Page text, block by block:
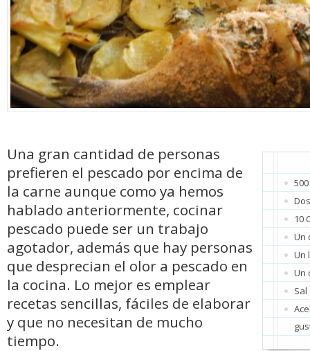
10
Un
Un
Un
Una gran cantidad de personas
prefieren el pescado por encima de
la carne aunque como ya hemos
hablado anteriormente, cocinar
pescado puede ser un trabajo
agotador, además que hay personas
que desprecian el olor a pescado en
la cocina. Lo mejor es emplear
recetas sencillas, fáciles de elaborar
y que no necesitan de mucho
tiempo.